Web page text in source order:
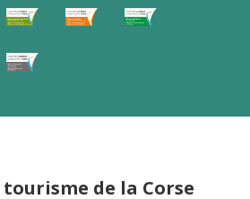
tourisme de la Corse